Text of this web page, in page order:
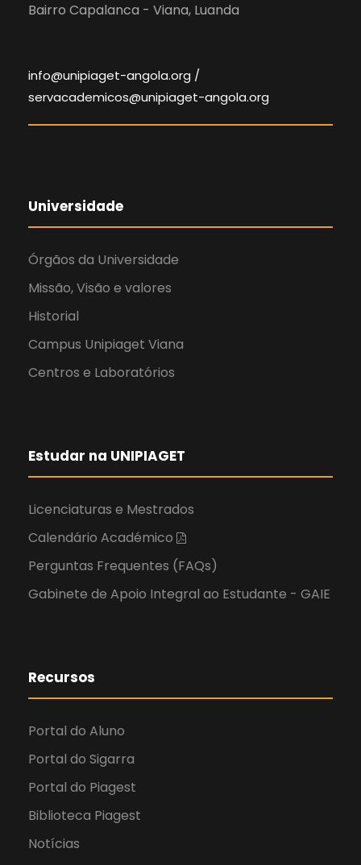
Bairro Capalanca - Viana, Luanda
info@unipiaget-angola.org /
servacademicos@unipiaget-angola.org
Universidade
Órgãos da Universidade
Missão, Visão e valores
Historial
Campus Unipiaget Viana
Centros e Laboratórios
Estudar na UNIPIAGET
Licenciaturas e Mestrados
Calendário Académico
Perguntas Frequentes (FAQs)
Gabinete de Apoio Integral ao Estudante - GAIE
Recursos
Portal do Aluno
Portal do Sigarra
Portal do Piagest
Biblioteca Piagest
Notícias